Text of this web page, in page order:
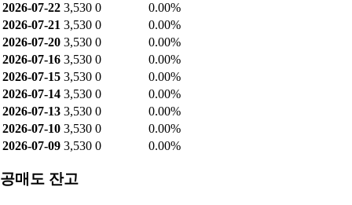
2026-07-22 3,530 0
0.00%
2026-07-21 3,530 0
0.00%
2026-07-20 3,530 0
0.00%
2026-07-16 3,530 0
0.00%
2026-07-15 3,530 0
0.00%
2026-07-14 3,530 0
0.00%
2026-07-13 3,530 0
0.00%
2026-07-10 3,530 0
0.00%
2026-07-09 3,530 0 0.00%
공매도 잔고